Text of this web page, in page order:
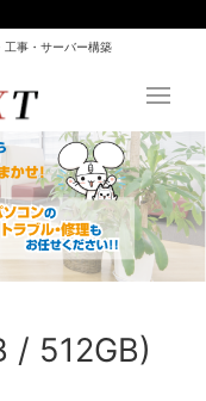
工事・サーバー構築
/ 512GB)